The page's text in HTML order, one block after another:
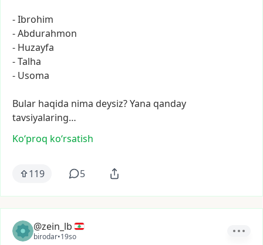
-Ibrohim
-Abdurahmon
- Huzayfa
-Talha
- Usoma
Bular haqida nima deysiz?Yana qanday
tavsiyalaring…
Ko‘proq koʻrsatish
119 5
@zein_lb
birodar•19so